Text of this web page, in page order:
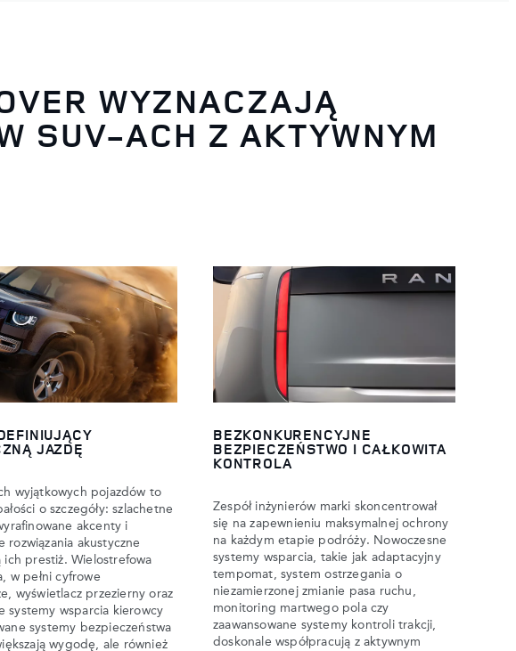
WYZNACZAJĄ
SUV-ACH Z AKTYWNYM
JAZDĘ
wyjątkowych pojazdów to
o szczegóły: szlachetne
akcenty i
rozwiązania akustyczne
ich prestiż. Wielostrefowa
w pełni cyfrowe
wyświetlacz przezierny oraz
systemy wsparcia kierowcy
systemy bezpieczeństwa
wygodę, ale również
BEZKONKURENCYJNE
BEZPIECZEŃSTWO I CAŁKOWITA
KONTROLA
Zespół inżynierów marki skoncentrował
się na zapewnieniu maksymalnej ochrony
na każdym etapie podróży. Nowoczesne
systemy wsparcia, takie jak adaptacyjny
tempomat, system ostrzegania o
niezamierzonej zmianie pasa ruchu,
monitoring martwego pola czy
zaawansowane systemy kontroli trakcji,
doskonale współpracują z aktywnym